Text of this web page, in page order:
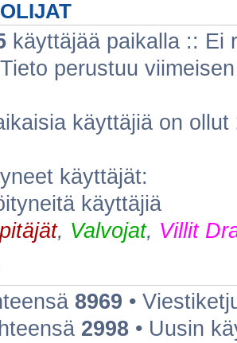
käyttäjää paikalla :: Ei
perustuu
käyttäjiä on ollut
käyttäjät:
käyttäjiä
, Valvojat, Villit
8969 •
2998 • Uusin